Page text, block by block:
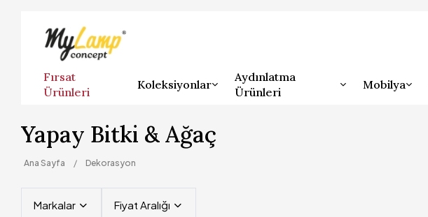
Fırsat
Ürünleri
Koleksiyonlar
Aydınlatma
Ürünleri
Mobilya
Yapay Bitki & Ağaç
Ana Sayfa Dekorasyon
Markalar Fiyat Aralığı